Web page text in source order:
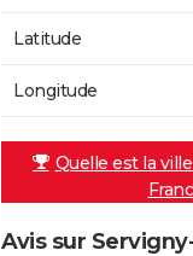
Latitude
Longitude
Quelle est la
Avis sur